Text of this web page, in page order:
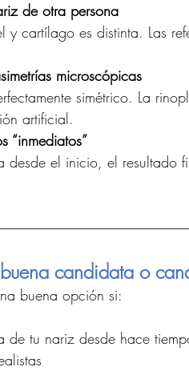
de otra persona
y cartílago es distinta. Las
microscópicas
simétrico. La
artificial.
“inmediatos”
desde el inicio, el resultado
candidata o
buena opción si:
de tu nariz desde hace